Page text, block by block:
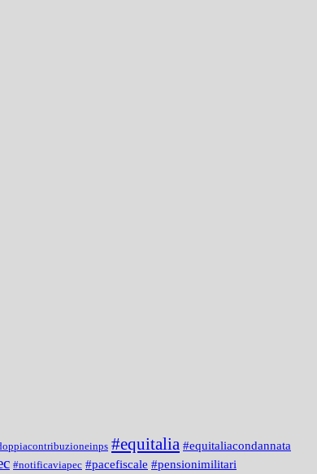
#equitalia #equitaliacondannata
#notificaviapec #pacefiscale #pensionimilitari